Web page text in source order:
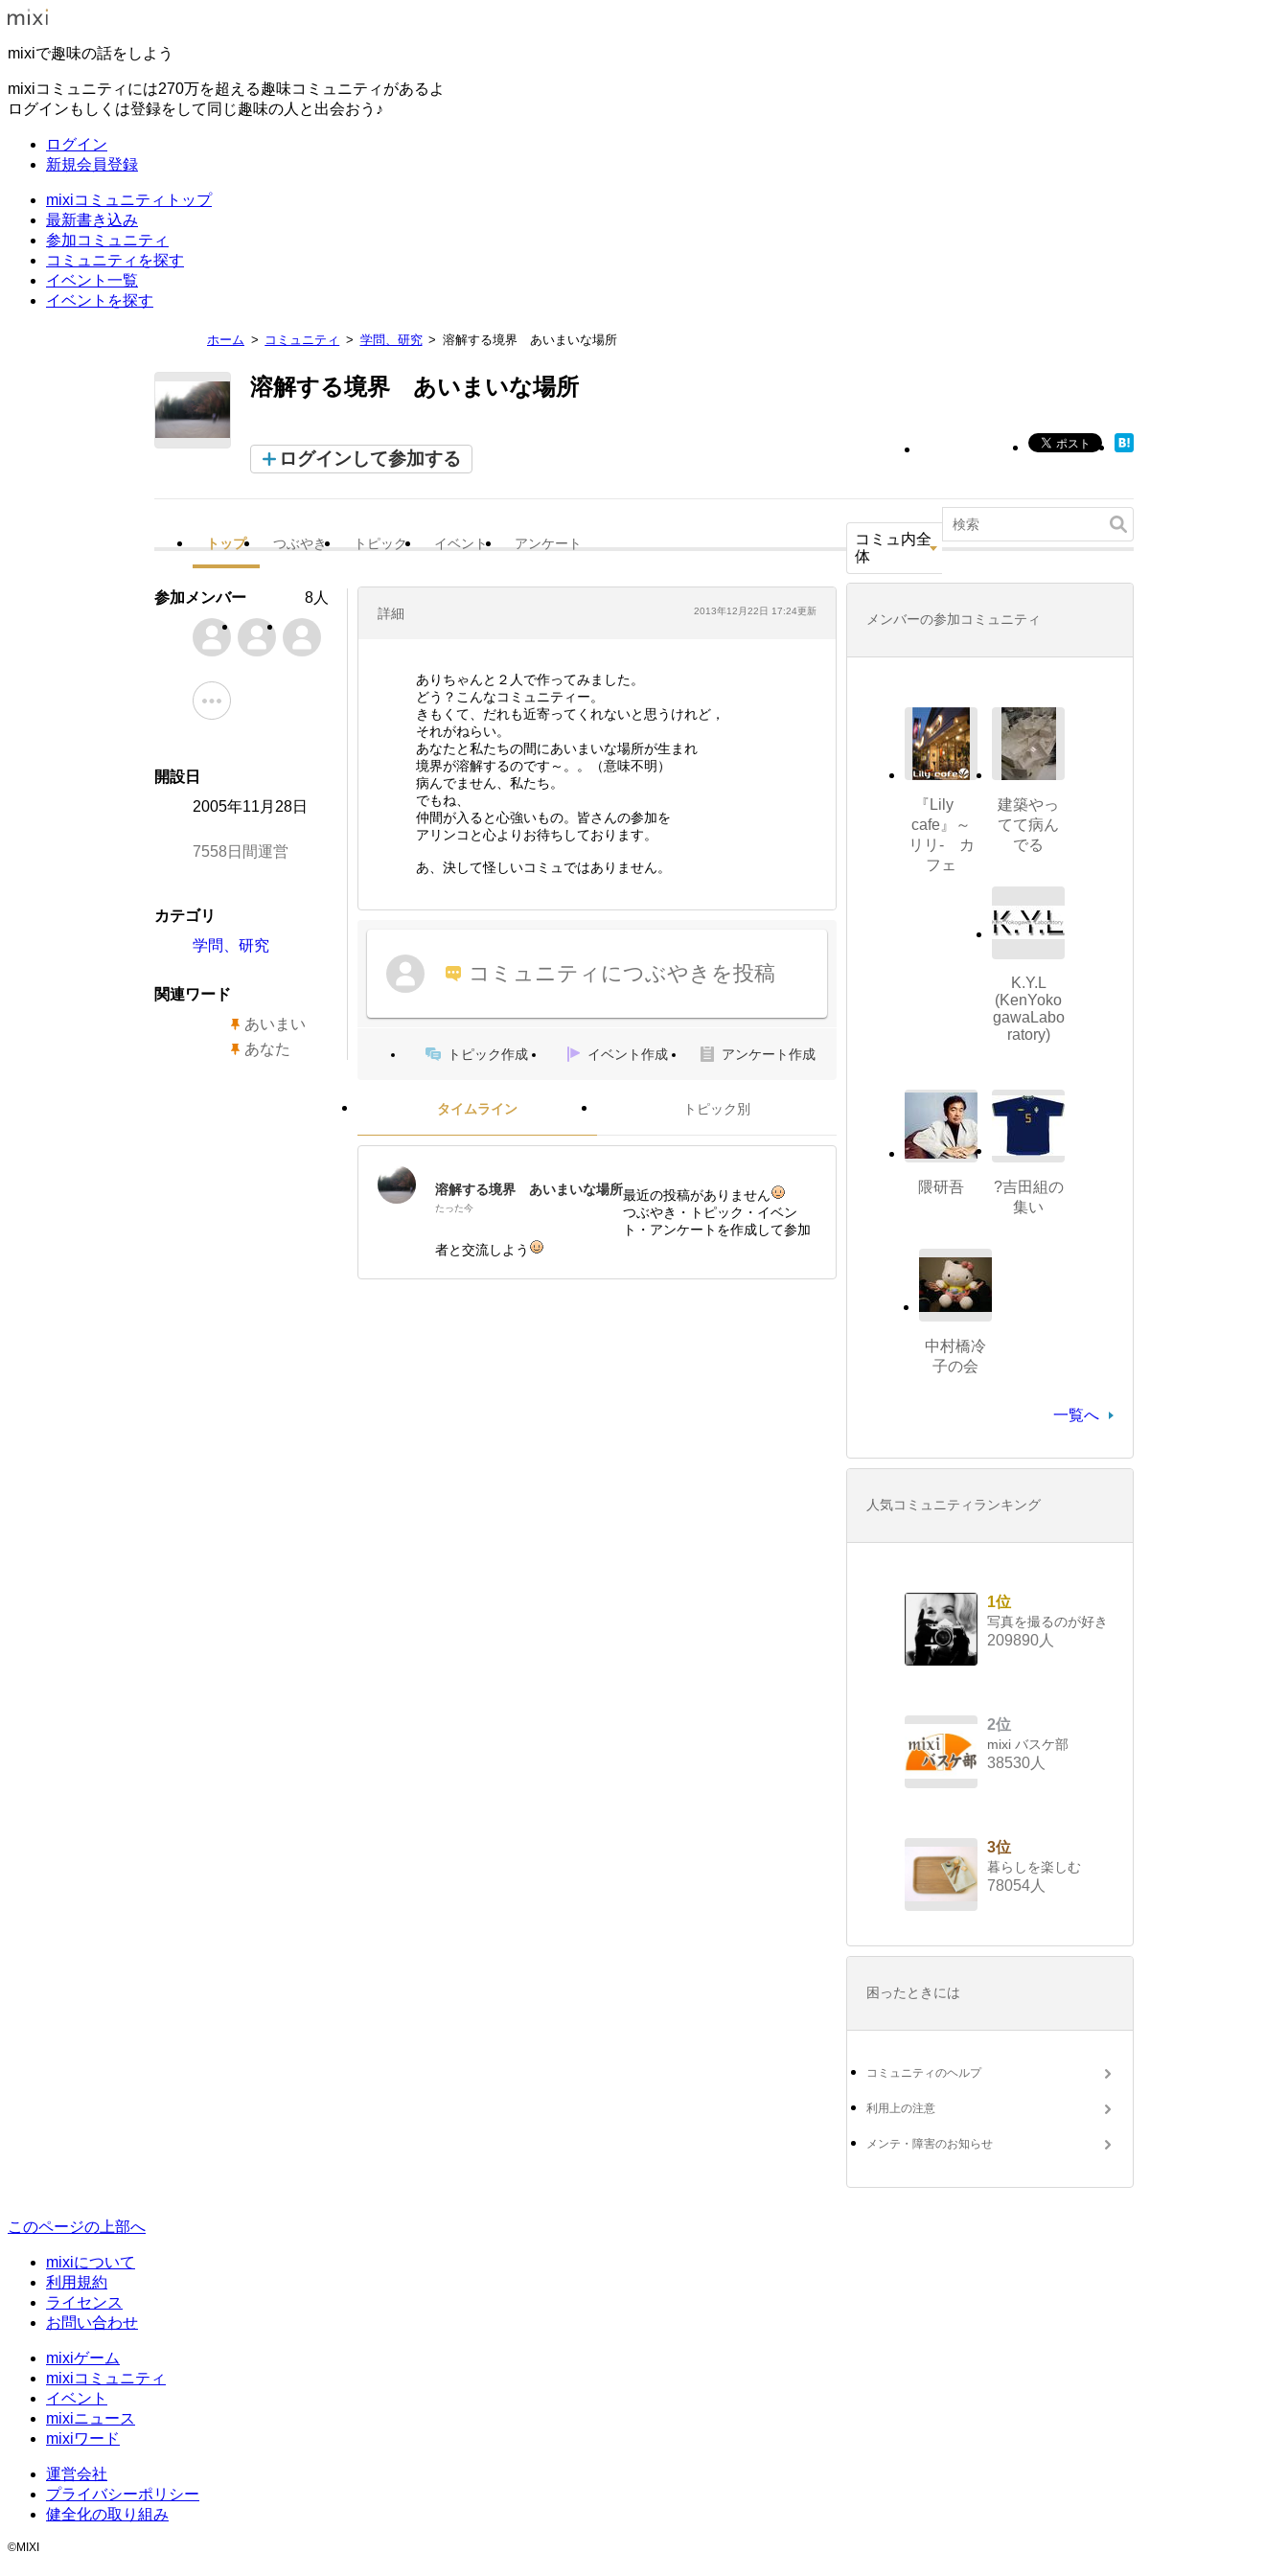
mixiで趣味の話をしよう
mixiコミュニティには270万を超える趣味コミュニティがあるよ
ログインもしくは登録をして同じ趣味の人と出会おう♪
ログイン
新規会員登録
mixiコミュニティトップ
最新書き込み
参加コミュニティ
コミュニティを探す
イベント一覧
イベントを探す
ホーム コミュニティ 学問、研究 溶解する境界 あいまいな場所
溶解する境界 あいまいな場所
ログインして参加する
トップ つぶやき トピック イベント アンケート
コミュ内全
体
詳細 2013年12月22日 17:24更新
ありちゃんと２人で作ってみました。
どう？こんなコミュニティー。
きもくて、だれも近寄ってくれないと思うけれど，
それがねらい。
あなたと私たちの間にあいまいな場所が生まれ
境界が溶解するのです～。。（意味不明）
病んでません、私たち。
でもね、
仲間が入ると心強いもの。皆さんの参加を
アリンコと心よりお待ちしております。
あ、決して怪しいコミュではありません。
コミュニティにつぶやきを投稿
トピック作成 イベント作成 アンケート作成
タイムライン トピック別
溶解する境界 あいまいな場所
たった今
最近の投稿がありません
つぶやき・トピック・イベン
ト・アンケートを作成して参加
者と交流しよう
参加メンバー 8人
開設日
2005年11月28日
7558日間運営
カテゴリ
学問、研究
関連ワード
あいまい
あなた
メンバーの参加コミュニティ
『Lily
cafe』～
リリ- カ
フェ
建築やっ
てて病ん
でる
K.Y.L
(KenYoko
gawaLabo
ratory)
隈研吾
?吉田組の
集い
中村橋冷
子の会
一覧へ
人気コミュニティランキング
1位
写真を撮るのが好き
209890人
2位
mixi バスケ部
38530人
3位
暮らしを楽しむ
78054人
困ったときには
コミュニティのヘルプ
利用上の注意
メンテ・障害のお知らせ
このページの上部へ
mixiについて
利用規約
ライセンス
お問い合わせ
mixiゲーム
mixiコミュニティ
イベント
mixiニュース
mixiワード
運営会社
プライバシーポリシー
健全化の取り組み
©MIXI